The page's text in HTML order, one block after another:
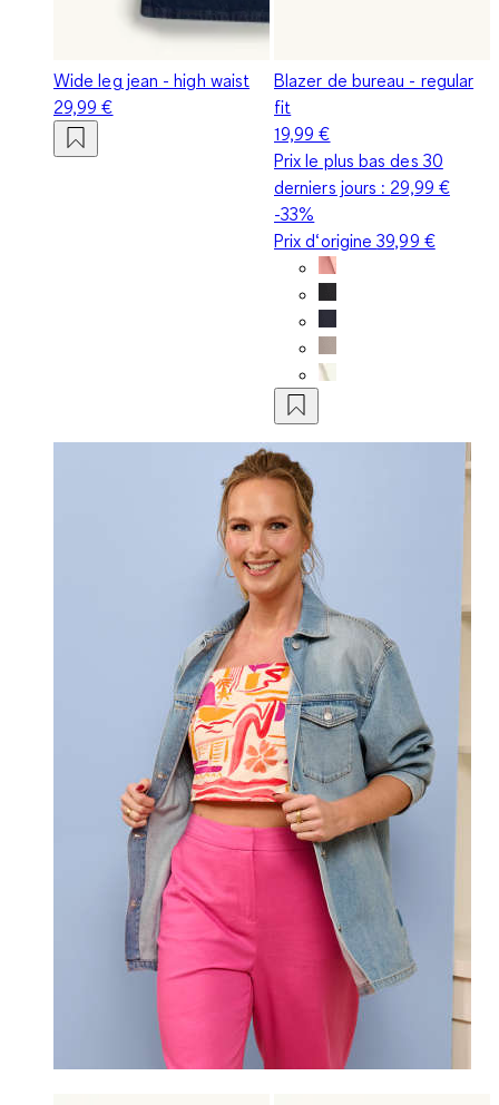
Wide leg jean - high waist
29,99 €
Blazer de bureau - regular
fit
19,99 €
Prix le plus bas des 30
derniers jours : 29,99 €
-33%
Prix d‘origine39,99 €